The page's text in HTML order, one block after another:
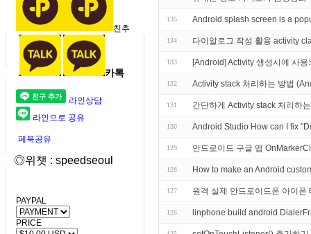
친추
카톡
라인상담
라인으로 공유
페북공유
◎위챗 : speedseoul
PAYPAL
PRICE
135 Android splash screen is a
134 다이알로그 작성 활용 activity
133 [Android] Activity 생성시에 사
132 Activity stack 처리하는 방법
131 간단하게 Activity stack 처리하
130 Android Studio How can I fix
129 안드로이드 구글 맵
128 How to make an Android
127 원격 실제 안드로이드폰 아이
126 linphone build android